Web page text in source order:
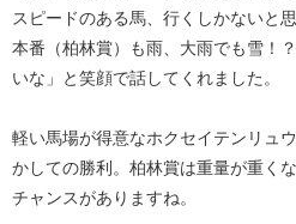
スピードのある馬、行くしかないと
本番（柏林賞）も雨、大雨でも雪！
いな」と笑顔で話してくれました。
軽い馬場が得意なホクセイテンリュ
かしての勝利。柏林賞は重量が重く
チャンスがありますね。